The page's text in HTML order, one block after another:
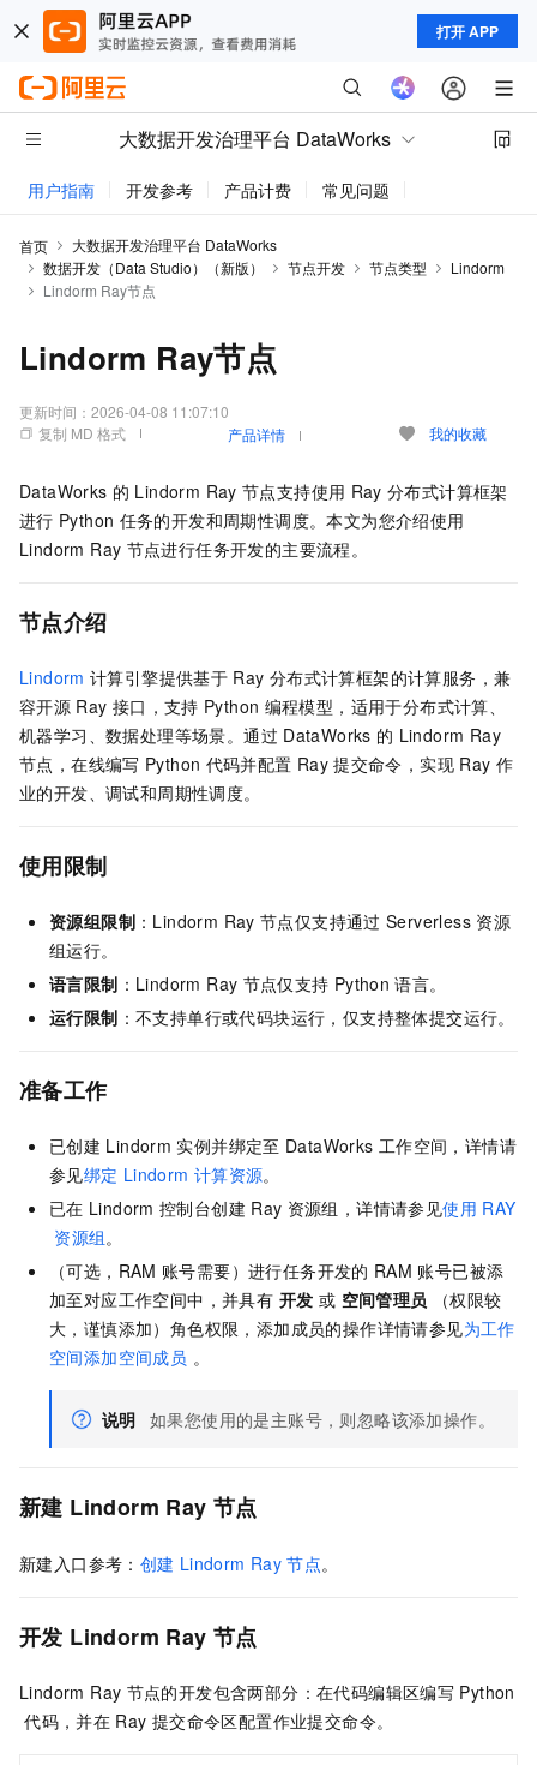
打开 APP
大数据开发治理平台 DataWorks
用户指南 开发参考 产品计费 常见问题
首页
大数据开发治理平台 DataWorks
数据开发（Data Studio）（新版）
节点开发 节点类型
Lindorm
Lindorm Ray节点
Lindorm Ray节点
更新时间： 2026-04-08 11:07:10
复制 MD 格式
产品详情 我的收藏
DataWorks 的 Lindorm Ray 节点支持使用 Ray 分布式计算框架
进行 Python 任务的开发和周期性调度。本文为您介绍使用
Lindorm Ray 节点进行任务开发的主要流程。
节点介绍
Lindorm 计算引擎提供基于 Ray 分布式计算框架的计算服务，兼
容开源 Ray 接口，支持 Python 编程模型，适用于分布式计算、
机器学习、数据处理等场景。通过 DataWorks 的 Lindorm Ray
节点，在线编写 Python 代码并配置 Ray 提交命令，实现 Ray 作
业的开发、调试和周期性调度。
使用限制
资源组限制 ：Lindorm Ray 节点仅支持通过 Serverless 资源
组运行。
语言限制 ：Lindorm Ray 节点仅支持 Python 语言。
运行限制 ：不支持单行或代码块运行，仅支持整体提交运行。
准备工作
已创建 Lindorm 实例并绑定至 DataWorks 工作空间，详情请
参见绑定 Lindorm 计算资源。
已在 Lindorm 控制台创建 Ray 资源组，详情请参见使用 RAY
资源组。
（可选，RAM 账号需要）进行任务开发的 RAM 账号已被添
加至对应工作空间中，并具有 开发 或 空间管理员
（权限较
大，谨慎添加）角色权限，添加成员的操作详情请参见为工作
空间添加空间成员 。
说明 如果您使用的是主账号，则忽略该添加操作。
新建 Lindorm Ray 节点
新建入口参考： 创建 Lindorm Ray 节点。
开发 Lindorm Ray 节点
Lindorm Ray 节点的开发包含两部分：在代码编辑区编写 Python
代码，并在 Ray 提交命令区配置作业提交命令。